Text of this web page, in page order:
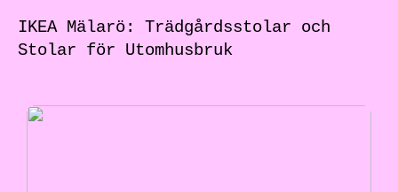
IKEA Mälarö: Trädgårdsstolar och
Stolar för Utomhusbruk